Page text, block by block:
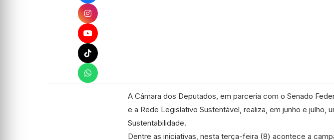
A Câmara dos Deputados, em parceria com o Senado
e a Rede Legislativo Sustentável, realiza, em junho e julho,
Sustentabilidade.
Dentre as iniciativas, nesta terça-feira (8) acontece a